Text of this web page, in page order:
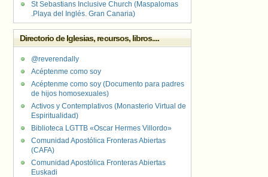
St Sebastians Inclusive Church (Maspalomas
.Playa del Inglés. Gran Canaria)
Directorio de Iglesias, recursos, libros....
@reverendally
Acéptenme como soy
Acéptenme como soy (Documento para padres
de hijos homosexuales)
Activos y Contemplativos (Monasterio Virtual de
Espiritualidad)
Biblioteca LGTTB «Oscar Hermes Villordo»
Comunidad Apostólica Fronteras Abiertas
(CAFA)
Comunidad Apostólica Fronteras Abiertas
Euskadi